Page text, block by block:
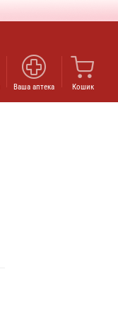
Ваша аптека Кошик